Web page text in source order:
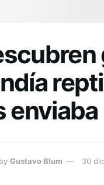
by Gustavo Blum 30